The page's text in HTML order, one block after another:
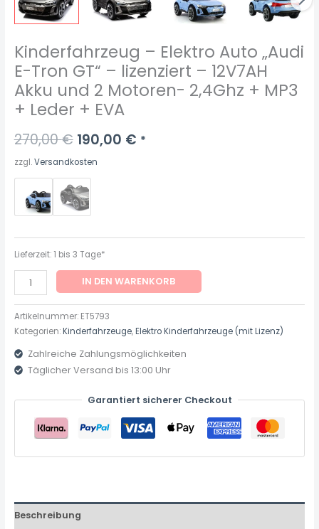
Kinderfahrzeug – Elektro Auto „Audi
E-Tron GT“ – lizenziert – 12V7AH
Akku und 2 Motoren- 2,4Ghz + MP3
+ Leder + EVA
270,00€ 190,00 € *
zzgl.Versandkosten
Lieferzeit:1 bis 3 Tage*
2
Motoren-
+
MP3
+
Leder
EVA
Menge
IN DEN WARENKORB
Artikelnummer: ET5793
Kategorien:Kinderfahrzeuge,Elektro Kinderfahrzeuge (mit Lizenz)
Zahlreiche Zahlungsmöglichkeiten
Täglicher Versand bis 13:00 Uhr
Garantiert sicherer Checkout
Beschreibung